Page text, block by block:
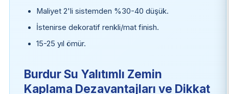
Maliyet 2'li sistemden %30-40 düşük.
İstenirse dekoratif renkli/mat finish.
15-25 yıl ömür.
Burdur Su Yalıtımlı Zemin
Kaplama Dezavantajları ve Dikkat